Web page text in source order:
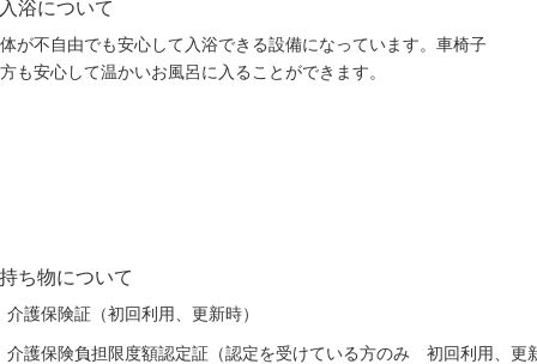
入浴について
が不自由でも安心して入浴できる設備になっています。車椅子
も安心して温かいお風呂に入ることができます。
持ち物について
介護保険証（初回利用、更新時）
介護保険負担限度額認定証（認定を受けている方のみ 初回利用、更